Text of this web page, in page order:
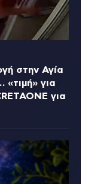
στην Αγία
για
για